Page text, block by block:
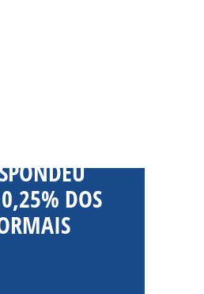
E
DOS